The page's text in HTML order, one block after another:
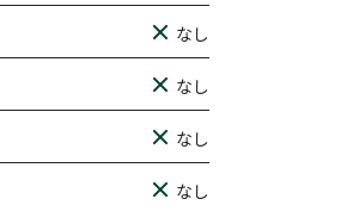
なし
なし
なし
なし